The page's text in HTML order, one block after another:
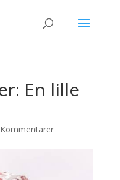
En lille